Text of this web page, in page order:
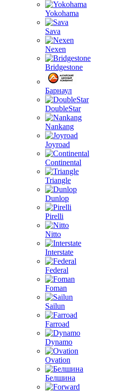
Yokohama
Sava
Nexen
Bridgestone
Барнаул
DoubleStar
Nankang
Joyroad
Continental
Triangle
Dunlop
Pirelli
Nitto
Interstate
Federal
Foman
Sailun
Farroad
Dynamo
Ovation
Белшина